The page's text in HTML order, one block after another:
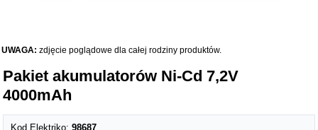
UWAGA: zdjęcie poglądowe dla całej rodziny produktów.
Pakiet akumulatorów Ni-Cd 7,2V
4000mAh
Kod Elektriko:98687